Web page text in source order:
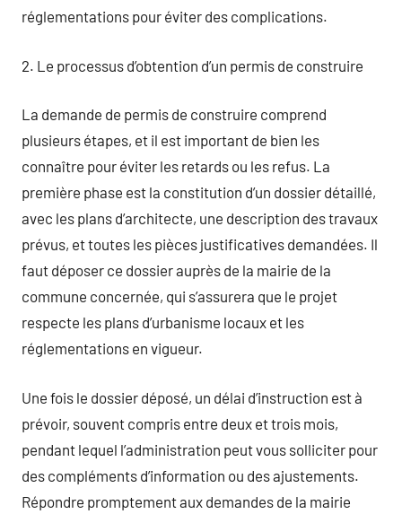
réglementations pour éviter des complications.
2. Le processus d’obtention d’un permis de construire
La demande de permis de construire comprend
plusieurs étapes, et il est important de bien les
connaître pour éviter les retards ou les refus. La
première phase est la constitution d’un dossier détaillé,
avec les plans d’architecte, une description des travaux
prévus, et toutes les pièces justificatives demandées. Il
faut déposer ce dossier auprès de la mairie de la
commune concernée, qui s’assurera que le projet
respecte les plans d’urbanisme locaux et les
réglementations en vigueur.
Une fois le dossier déposé, un délai d’instruction est à
prévoir, souvent compris entre deux et trois mois,
pendant lequel l’administration peut vous solliciter pour
des compléments d’information ou des ajustements.
Répondre promptement aux demandes de la mairie